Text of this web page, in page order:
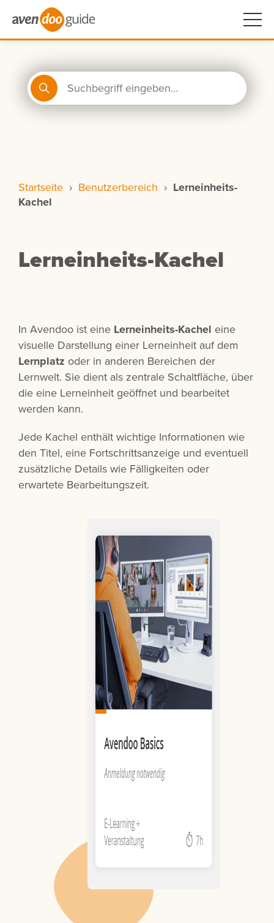
Startseite › Benutzerbereich › Lerneinheits-
Kachel
Lerneinheits-Kachel
In Avendoo ist eine Lerneinheits-Kachel eine
visuelle Darstellung einer Lerneinheit auf dem
Lernplatz oder in anderen Bereichen der
Lernwelt. Sie dient als zentrale Schaltfläche, über
die eine Lerneinheit geöffnet und bearbeitet
werden kann.
Jede Kachel enthält wichtige Informationen wie
den Titel, eine Fortschrittsanzeige und eventuell
zusätzliche Details wie Fälligkeiten oder
erwartete Bearbeitungszeit.